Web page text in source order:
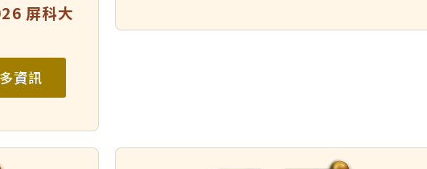
屏科大
資訊